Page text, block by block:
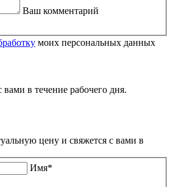
Ваш комментарий
моих персональных данных
в течение рабочего дня.
цену и свяжется с вами в
Имя*